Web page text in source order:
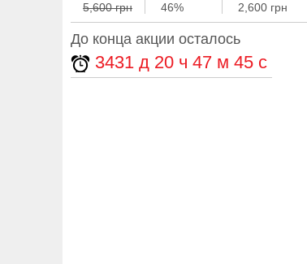
5,600 грн 46% 2,600 грн
До конца акции осталось
3431 д 20 ч 47 м 44 с